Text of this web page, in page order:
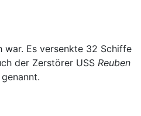
Es versenkte 32 Schiffe
der Zerstörer USS Reuben